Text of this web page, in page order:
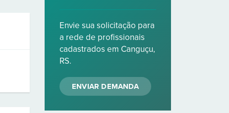
Envie sua solicitação para
a rede de profissionais
cadastrados em Canguçu,
RS.
ENVIAR DEMANDA